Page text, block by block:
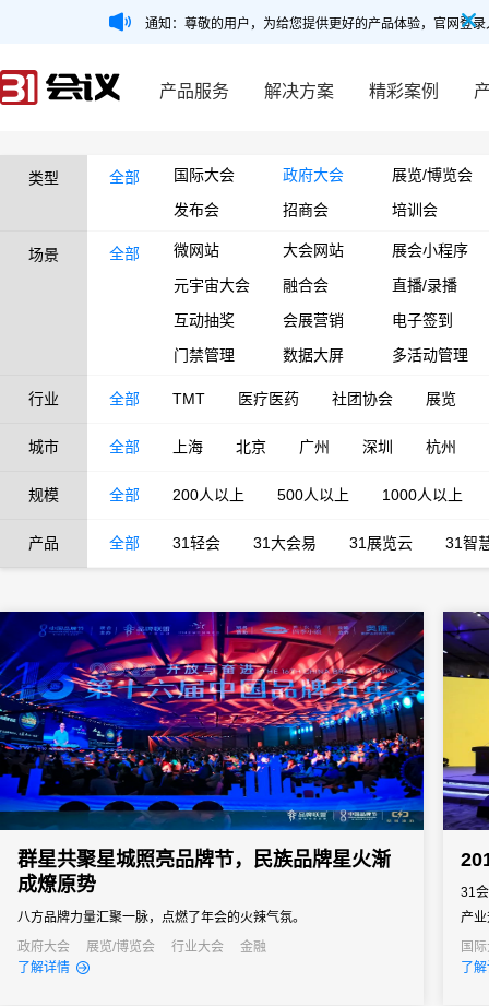
通知：尊敬的用户，为给您提供更好的产品体验，官网登
产品服务 解决方案 精彩案例
类型 全部 国际大会 政府大会
展览/博览会
发布会
招商会 培训会
场景 全部 微网站 大会网站
展会小程序
元宇宙大会
融合会
直播/录播
互动抽奖
会展营销
电子签到
门禁管理
数据大屏 多活动管理
行业 全部 TMT 医疗医药 社团协会 展览
城市 全部 上海 北京 广州 深圳 杭州
规模 全部 200人以上 500人以上 1000人以上
产品 全部 31轻会 31大会易 31展览云 31智
群星共聚星城照亮品牌节，民族品牌星火渐
成燎原势
八方品牌力量汇聚一脉，点燃了年会的火辣气氛。
政府大会
展览/博览会 行业大会
金融
了解详情
31
产
国
了